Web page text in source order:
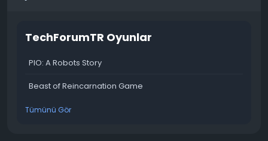
TechForumTR Oyunlar
PIO: A Robots Story
Beast of Reincarnation Game
Tümünü Gör